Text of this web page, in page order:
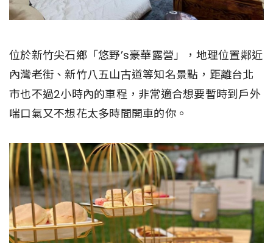
位於新竹尖石鄉「悠野’s豪華露營」，地理位置鄰近
內灣老街、新竹八五山古道等知名景點，距離台北
市也不過2小時內的車程，非常適合想要暫時到戶外
喘口氣又不想花太多時間開車的你。